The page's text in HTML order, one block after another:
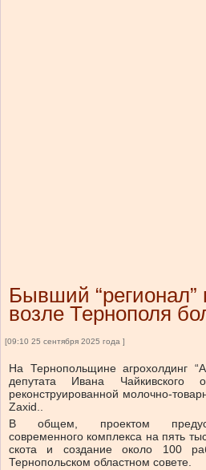
Бывший “регионал”
возле Тернополя
[09:10 25 сентября 2025 года ]
На Тернопольщине агрохолдинг
депутата Ивана Чайкивского
реконструированной молочно-
Zaxid..
В общем, проектом
современного комплекса на пять
скота и создание около 100
Тернопольском областном совете.